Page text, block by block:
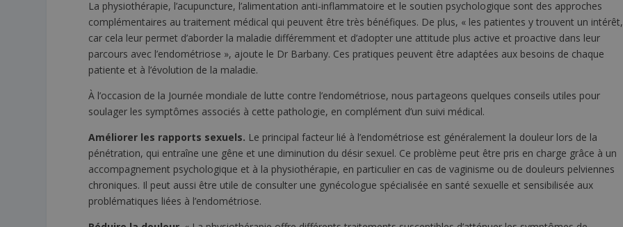
La physiothérapie, l’acupuncture, l’alimentation anti-inflammatoire et le soutien psychologique sont des approches
complémentaires au traitement médical qui peuvent être très bénéfiques. De plus, « les patientes y trouvent un intérêt,
car cela leur permet d’aborder la maladie différemment et d’adopter une attitude plus active et proactive dans leur
parcours avec l’endométriose », ajoute le Dr Barbany. Ces pratiques peuvent être adaptées aux besoins de chaque
patiente et à l’évolution de la maladie.
À l’occasion de la Journée mondiale de lutte contre l’endométriose, nous partageons quelques conseils utiles pour
soulager les symptômes associés à cette pathologie, en complément d’un suivi médical.
Améliorer les rapports sexuels. Le principal facteur lié à l’endométriose est généralement la douleur lors de la
pénétration, qui entraîne une gêne et une diminution du désir sexuel. Ce problème peut être pris en charge grâce à un
accompagnement psychologique et à la physiothérapie, en particulier en cas de vaginisme ou de douleurs pelviennes
chroniques. Il peut aussi être utile de consulter une gynécologue spécialisée en santé sexuelle et sensibilisée aux
problématiques liées à l’endométriose.